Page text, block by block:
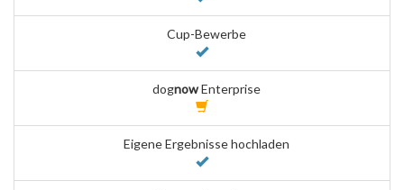
Cup-Bewerbe
dognowEnterprise
Eigene Ergebnisse hochladen